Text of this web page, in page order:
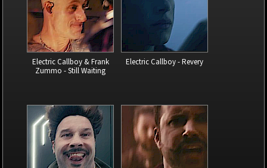
Electric Callboy & Frank
Zummo - Still Waiting
Electric Callboy - Revery